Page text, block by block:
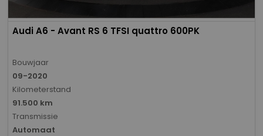
Audi A6 - Avant RS 6 TFSI quattro 600PK
Bouwjaar
09-2020
Kilometerstand
91.500 km
Transmissie
Automaat